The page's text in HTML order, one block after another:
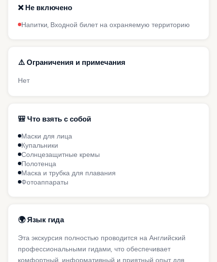
❌ Не включено
Напитки, Входной билет на охраняемую территорию
⚠️ Ограничения и примечания
Нет
🎒 Что взять с собой
Маски для лица
Купальники
Солнцезащитные кремы
Полотенца
Маска и трубка для плавания
Фотоаппараты
🌍 Язык гида
Эта экскурсия полностью проводится на Английский
профессиональными гидами, что обеспечивает
комфортный, информативный и приятный опыт для